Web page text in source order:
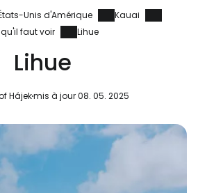
Unis d'Amérique
Kauai
faut voir
Lihue
Lihue
Hájekmis à jour 08. 05. 2025
mondiale des voyageurs
avec Google
avec Facebook